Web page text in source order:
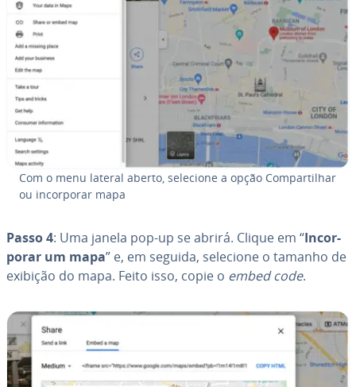
Com o menu lateral aberto, selecione a opção Com­par­ti­lhar
ou in­cor­po­rar mapa
Passo 4: Uma janela pop-up se abrirá. Clique em “In­cor­
po­rar um mapa” e, em seguida, selecione o tamanho de
exibição do mapa. Feito isso, copie o embed code.